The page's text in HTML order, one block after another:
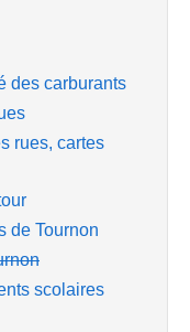
des carburants
rues, cartes
de Tournon
scolaires